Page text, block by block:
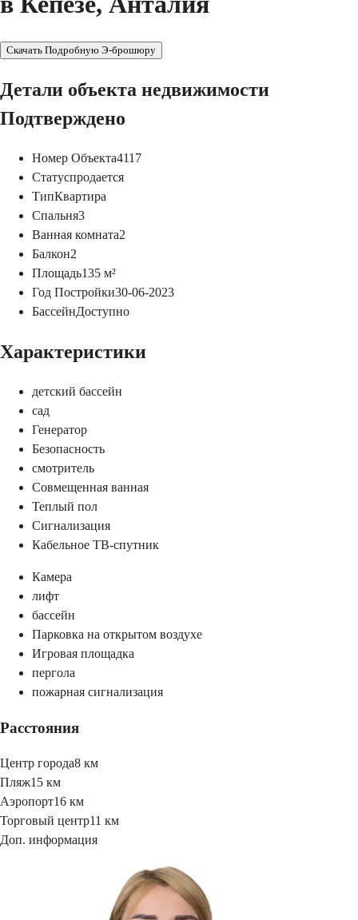
Скачать Подробную Э-брошюру
Детали объекта недвижимости
Подтверждено
Номер Объекта4117
Статуспродается
ТипКвартира
Спальня3
Ванная комната2
Балкон2
Площадь135 м²
Год Постройки30-06-2023
БассейнДоступно
Характеристики
детский бассейн
сад
Генератор
Безопасность
смотритель
Совмещенная ванная
Теплый пол
Сигнализация
Кабельное ТВ-спутник
Камера
лифт
бассейн
Парковка на открытом воздухе
Игровая площадка
пергола
пожарная сигнализация
Расстояния
Центр города8 км
Пляж15 км
Аэропорт16 км
Торговый центр11 км
Доп. информация